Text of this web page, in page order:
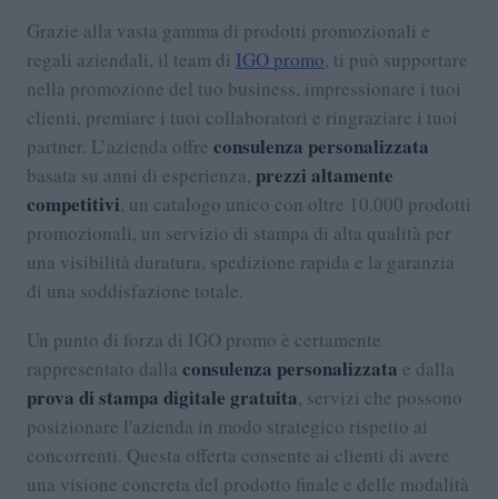
Grazie alla vasta gamma di prodotti promozionali e
regali aziendali, il team di IGO promo, ti può supportare
nella promozione del tuo business, impressionare i tuoi
clienti, premiare i tuoi collaboratori e ringraziare i tuoi
partner. L’azienda offre consulenza personalizzata
basata su anni di esperienza, prezzi altamente
competitivi, un catalogo unico con oltre 10.000 prodotti
promozionali, un servizio di stampa di alta qualità per
una visibilità duratura, spedizione rapida e la garanzia
di una soddisfazione totale.
Un punto di forza di IGO promo è certamente
rappresentato dalla consulenza personalizzata e dalla
prova di stampa digitale gratuita, servizi che possono
posizionare l'azienda in modo strategico rispetto ai
concorrenti. Questa offerta consente ai clienti di avere
una visione concreta del prodotto finale e delle modalità